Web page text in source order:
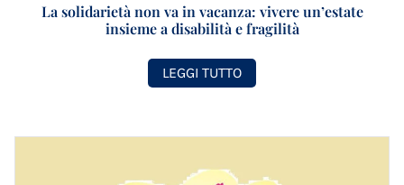
La solidarietà non va in vacanza: vivere un’estate
insieme a disabilità e fragilità
LEGGI TUTTO